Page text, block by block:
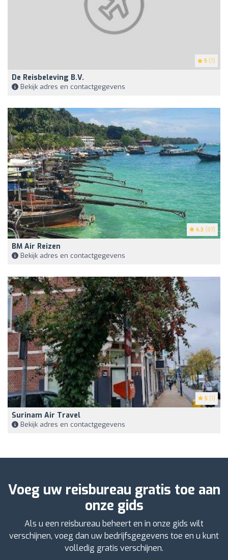
5 (7)
De Reisbeleving B.V.
Bekijk adres en contactgegevens
4.3 (87)
BM Air Reizen
Bekijk adres en contactgegevens
5 (1)
Surinam Air Travel
Bekijk adres en contactgegevens
Voeg uw reisbureau gratis toe aan
onze gids
Als u een reisbureau beheert en in onze gids wilt
verschijnen, voeg dan uw bedrijfsgegevens toe en u kunt
volledig gratis verschijnen.